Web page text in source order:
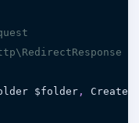
$folder ,